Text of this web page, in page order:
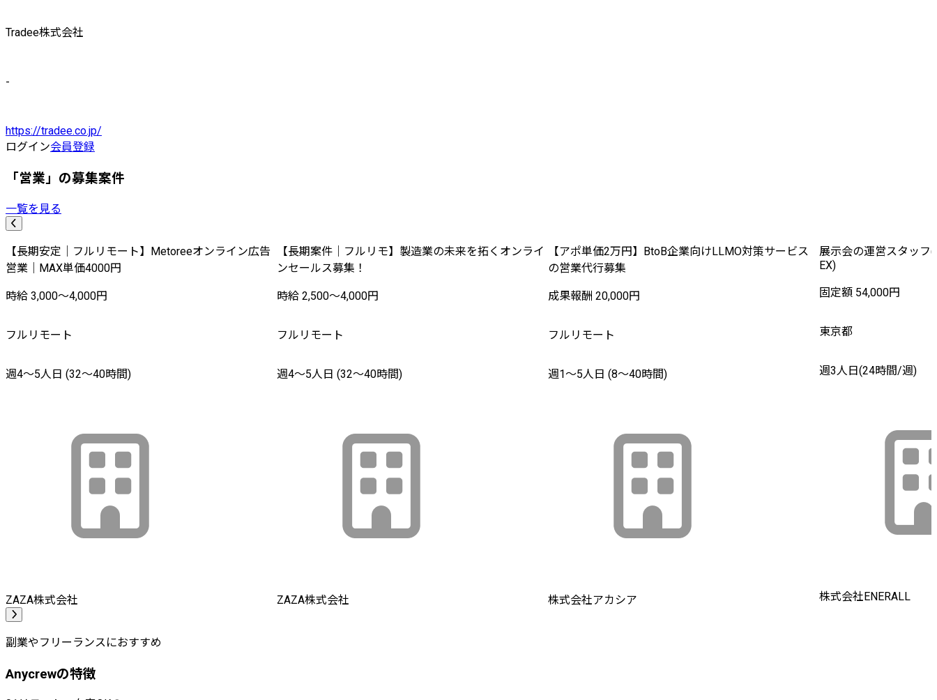
Tradee株式会社
-
https://tradee.co.jp/
ログイン会員登録
「営業」の募集案件
一覧を見る
【長期安定｜フルリモート】Metoreeオンライン広告
営業｜MAX単価4000円
時給 3,000〜4,000円
フルリモート
週4〜5人日 (32〜40時間)
ZAZA株式会社
【長期案件｜フルリモ】製造業の未来を拓くオンライ
ンセールス募集！
時給 2,500〜4,000円
フルリモート
週4〜5人日 (32〜40時間)
ZAZA株式会社
【アポ単価2万円】BtoB企業向けLLMO対策サービス
の営業代行募集
成果報酬 20,000円
フルリモート
週1〜5人日 (8〜40時間)
株式会社アカシア
展示会の運営スタッフ
EX)
固定額 54,000円
東京都
週3人日(24時間/週)
株式会社ENERALL
副業やフリーランスにおすすめ
Anycrewの特徴